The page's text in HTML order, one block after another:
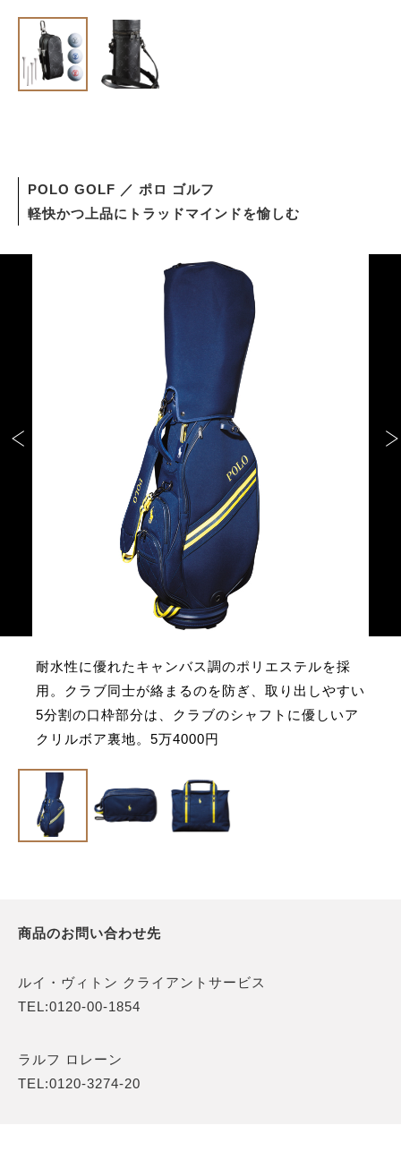
POLO GOLF ／ ポロ ゴルフ
軽快かつ上品にトラッドマインドを愉しむ
耐水性に優れたキャンバス調のポリエステルを採
用。クラブ同士が絡まるのを防ぎ、取り出しやすい
5分割の口枠部分は、クラブのシャフトに優しいア
クリルボア裏地。5万4000円
商品のお問い合わせ先
ルイ・ヴィトン クライアントサービス
TEL:0120-00-1854
ラルフ ロレーン
TEL:0120-3274-20